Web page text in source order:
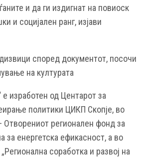
и да ги издигнат на повиоск
и социјален ранг, изјави
според документот, посочи
на културата
е изработен од Центарот за
политики ЦИКП Скопје, во
Отворениот регионален фонд за
за енергетска ефикасност, а во
соработка и развој на